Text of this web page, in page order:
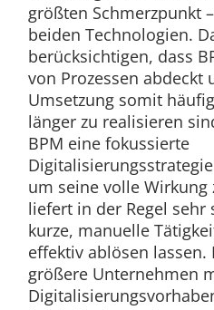
größten Schmerzpunkt
beiden Technologien.
berücksichtigen, dass
von Prozessen abdeckt
Umsetzung somit
länger zu realisieren
BPM eine fokussierte
um seine volle Wirkung
liefert in der Regel sehr
kurze, manuelle
effektiv ablösen lassen.
größere Unternehmen